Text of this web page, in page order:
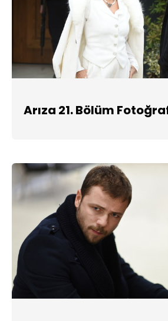
Arıza 21. Bölüm